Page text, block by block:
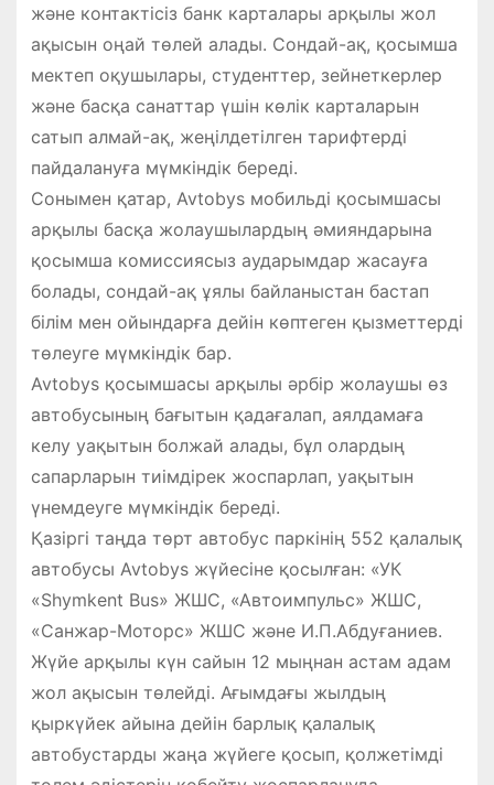
және контактісіз банк карталары арқылы жол
ақысын оңай төлей алады. Сондай-ақ, қосымша
мектеп оқушылары, студенттер, зейнеткерлер
және басқа санаттар үшін көлік карталарын
сатып алмай-ақ, жеңілдетілген тарифтерді
пайдалануға мүмкіндік береді.
Сонымен қатар, Avtobys мобильді қосымшасы
арқылы басқа жолаушылардың әмияндарына
қосымша комиссиясыз аударымдар жасауға
болады, сондай-ақ ұялы байланыстан бастап
білім мен ойындарға дейін көптеген қызметтерді
төлеуге мүмкіндік бар.
Avtobys қосымшасы арқылы әрбір жолаушы өз
автобусының бағытын қадағалап, аялдамаға
келу уақытын болжай алады, бұл олардың
сапарларын тиімдірек жоспарлап, уақытын
үнемдеуге мүмкіндік береді.
Қазіргі таңда төрт автобус паркінің 552 қалалық
автобусы Avtobys жүйесіне қосылған: «УК
«Shymkent Bus» ЖШС, «Автоимпульс» ЖШС,
«Санжар-Моторс» ЖШС және И.П.Абдуғаниев.
Жүйе арқылы күн сайын 12 мыңнан астам адам
жол ақысын төлейді. Ағымдағы жылдың
қыркүйек айына дейін барлық қалалық
автобустарды жаңа жүйеге қосып, қолжетімді